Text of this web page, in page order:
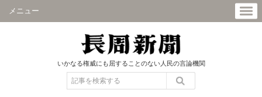
メニュー
いかなる権威にも屈することのない人民の言論機関